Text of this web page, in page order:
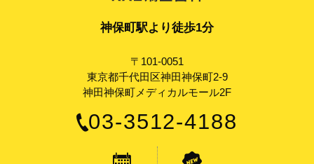
神保町駅より徒歩1分
〒101-0051
東京都千代田区神田神保町2-9
神田神保町メディカルモール2F
03-3512-4188